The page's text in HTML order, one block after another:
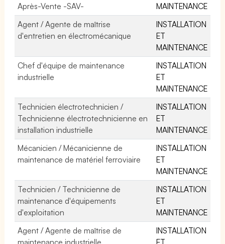
Après-Vente -SAV-
MAINTENANCE
Agent / Agente de maîtrise
d'entretien en électromécanique
INSTALLATION
ET
MAINTENANCE
Chef d'équipe de maintenance
industrielle
INSTALLATION
ET
MAINTENANCE
Technicien électrotechnicien /
Technicienne électrotechnicienne en
installation industrielle
INSTALLATION
ET
MAINTENANCE
Mécanicien / Mécanicienne de
maintenance de matériel ferroviaire
INSTALLATION
ET
MAINTENANCE
Technicien / Technicienne de
maintenance d'équipements
d'exploitation
INSTALLATION
ET
MAINTENANCE
Agent / Agente de maîtrise de
maintenance industrielle
INSTALLATION
ET